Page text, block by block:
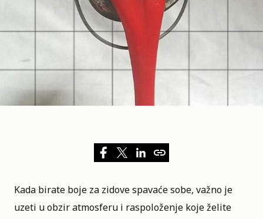
Kada birate boje za zidove spavaće sobe, važno je
uzeti u obzir atmosferu i raspoloženje koje želite